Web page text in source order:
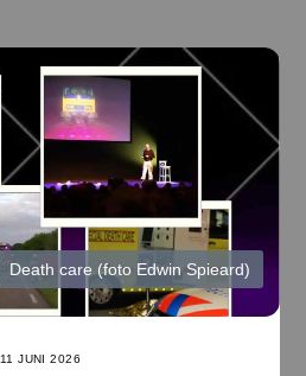
Death care (foto Edwin Spieard)
11 JUNI 2026